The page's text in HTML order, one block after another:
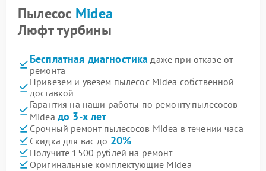
Пылесос Midea
Люфт турбины
Бесплатная диагностика даже при отказе от
ремонта
Привезем и увезем пылесос Midea собственной
доставкой
Гарантия на наши работы по ремонту пылесосов
Midea до 3-х лет
Срочный ремонт пылесосов Midea в течении часа
Скидка для вас до 20%
Получите 1500 рублей на ремонт
Оригинальные комплектующие Midea